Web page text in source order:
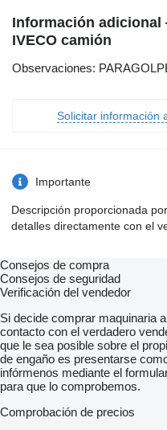
Información
IVECO camión
Observaciones:
Solicitar información
Importante
Descripción proporcionada
detalles directamente con el
Consejos de compra
Consejos de seguridad
Verificación del vendedor
Si decide comprar maquinaria
contacto con el verdadero
que le sea posible sobre el
de engaño es presentarse
infórmenos mediante el
para que lo comprobemos.
Comprobación de precios